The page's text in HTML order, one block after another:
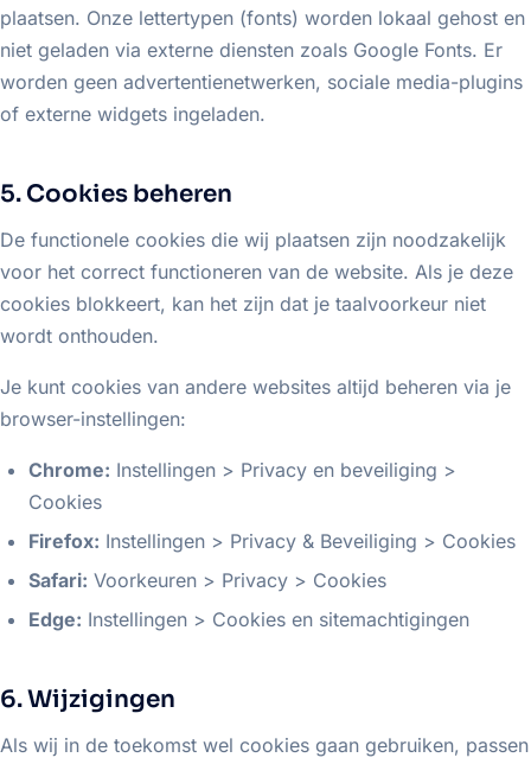
plaatsen. Onze lettertypen (fonts) worden lokaal gehost en
niet geladen via externe diensten zoals Google Fonts. Er
worden geen advertentienetwerken, sociale media-plugins
of externe widgets ingeladen.
5. Cookies beheren
De functionele cookies die wij plaatsen zijn noodzakelijk
voor het correct functioneren van de website. Als je deze
cookies blokkeert, kan het zijn dat je taalvoorkeur niet
wordt onthouden.
Je kunt cookies van andere websites altijd beheren via je
browser-instellingen:
Chrome: Instellingen > Privacy en beveiliging >
Cookies
Firefox: Instellingen > Privacy & Beveiliging > Cookies
Safari: Voorkeuren > Privacy > Cookies
Edge: Instellingen > Cookies en sitemachtigingen
6. Wijzigingen
Als wij in de toekomst wel cookies gaan gebruiken, passen